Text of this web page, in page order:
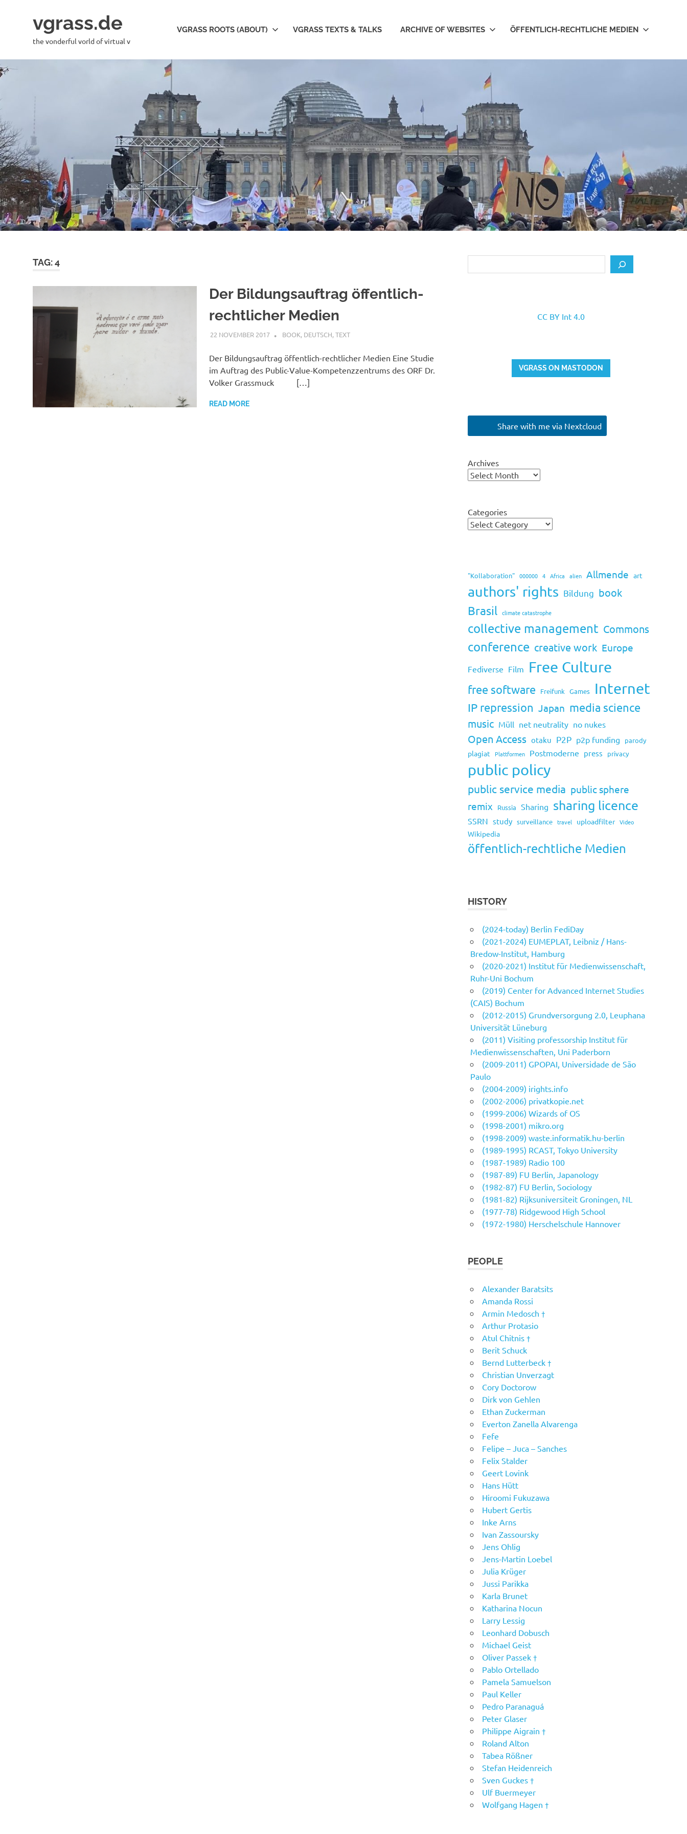
vgrass.de
the vonderful vorld of virtual v
VGRASS ROOTS (ABOUT) VGRASS TEXTS & TALKS ARCHIVE OF WEBSITES ÖFFENTLICH-RECHTLICHE MEDIEN
TAG:4
Der Bildungsauftrag öffentlich-
rechtlicher Medien
22 NOVEMBER 2017 VGRASS
BOOK, DEUTSCH,TEXT
Der Bildungsauftrag öffentlich-rechtlicher Medien Eine Studie
im Auftrag des Public-Value-Kompetenzzentrums des ORF Dr.
Volker Grassmuck […]
READ MORE
CC BY Int 4.0
VGRASS ON MASTODON
Share with me via Nextcloud
Archives
Categories
"Kollaboration" 000000 4 Africa alien Allmende art
authors' rights Bildung book
Brasil climate catastrophe
collective management Commons
conference creative work Europe
Fediverse Film Free Culture
free software Freifunk Games Internet
IP repression Japan media science
music Müll net neutrality no nukes
Open Access otaku P2P p2p funding parody
plagiat Plattformen Postmoderne press privacy
public policy
public service media public sphere
remix
Russia Sharing sharing licence
SSRN study surveillance travel uploadfilter Video
Wikipedia
öffentlich-rechtliche Medien
HISTORY
(2024-today) Berlin FediDay
(2021-2024) EUMEPLAT, Leibniz / Hans-
Bredow-Institut, Hamburg
(2020-2021) Institut für Medienwissenschaft,
Ruhr-Uni Bochum
(2019) Center for Advanced Internet Studies
(CAIS) Bochum
(2012-2015) Grundversorgung 2.0, Leuphana
Universität Lüneburg
(2011) Visiting professorship Institut für
Medienwissenschaften, Uni Paderborn
(2009-2011) GPOPAI, Universidade de São
Paulo
(2004-2009) irights.info
(2002-2006) privatkopie.net
(1999-2006) Wizards of OS
(1998-2001) mikro.org
(1998-2009) waste.informatik.hu-berlin
(1989-1995) RCAST, Tokyo University
(1987-1989) Radio 100
(1987-89) FU Berlin, Japanology
(1982-87) FU Berlin, Sociology
(1981-82) Rijksuniversiteit Groningen, NL
(1977-78) Ridgewood High School
(1972-1980) Herschelschule Hannover
PEOPLE
Alexander Baratsits
Amanda Rossi
Armin Medosch †
Arthur Protasio
Atul Chitnis †
Berit Schuck
Bernd Lutterbeck †
Christian Unverzagt
Cory Doctorow
Dirk von Gehlen
Ethan Zuckerman
Everton Zanella Alvarenga
Fefe
Felipe – Juca – Sanches
Felix Stalder
Geert Lovink
Hans Hütt
Hiroomi Fukuzawa
Hubert Gertis
Inke Arns
Ivan Zassoursky
Jens Ohlig
Jens-Martin Loebel
Julia Krüger
Jussi Parikka
Karla Brunet
Katharina Nocun
Larry Lessig
Leonhard Dobusch
Michael Geist
Oliver Passek †
Pablo Ortellado
Pamela Samuelson
Paul Keller
Pedro Paranaguá
Peter Glaser
Philippe Aigrain †
Roland Alton
Tabea Rößner
Stefan Heidenreich
Sven Guckes †
Ulf Buermeyer
Wolfgang Hagen †